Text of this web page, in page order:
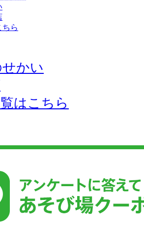
ちら
かい
はこちら